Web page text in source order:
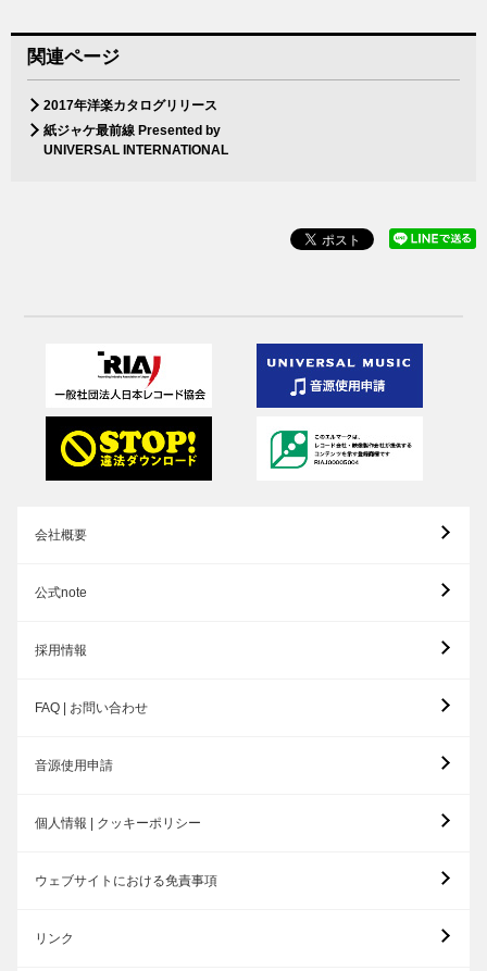
関連ページ
2017年洋楽カタログリリース
紙ジャケ最前線 Presented by
UNIVERSAL INTERNATIONAL
会社概要
公式note
採用情報
FAQ | お問い合わせ
音源使用申請
個人情報 | クッキーポリシー
ウェブサイトにおける免責事項
リンク